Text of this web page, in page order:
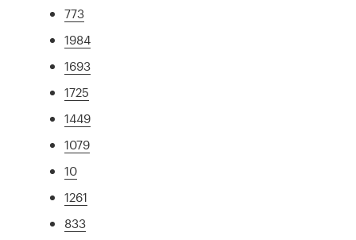
773
1984
1693
1725
1449
1079
10
1261
833